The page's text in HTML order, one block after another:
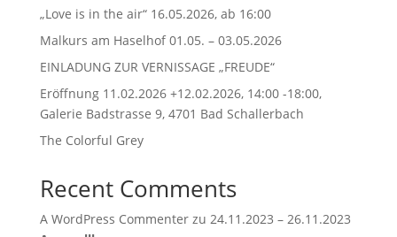
„Love is in the air“ 16.05.2026, ab 16:00
Malkurs am Haselhof 01.05. – 03.05.2026
EINLADUNG ZUR VERNISSAGE „FREUDE“
Eröffnung 11.02.2026 +12.02.2026, 14:00 -18:00,
Galerie Badstrasse 9, 4701 Bad Schallerbach
The Colorful Grey
Recent Comments
A WordPress Commenterzu 24.11.2023 – 26.11.2023